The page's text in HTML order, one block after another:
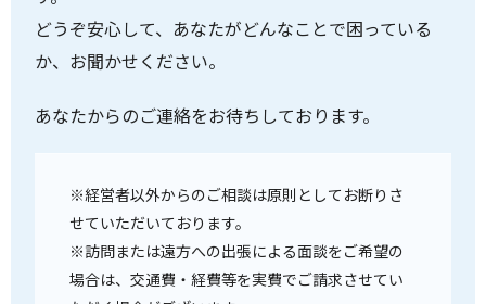
どうぞ安心して、あなたがどんなことで困っている
か、お聞かせください。
あなたからのご連絡をお待ちしております。
※経営者以外からのご相談は原則としてお断りさ
せていただいております。
※訪問または遠方への出張による面談をご希望の
場合は、交通費・経費等を実費でご請求させてい